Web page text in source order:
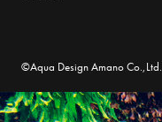
©Aqua Design Amano Co.,Ltd.